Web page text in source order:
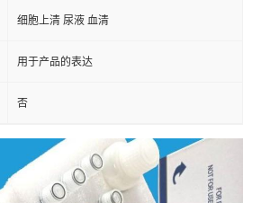
细胞上清 尿液 血清
用于产品的表达
否